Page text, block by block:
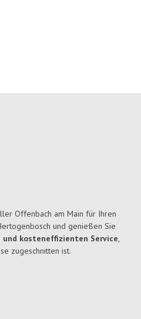
Offenbach am Main für Ihren
und genießen Sie
kosteneffizienten Service,
zugeschnitten ist.